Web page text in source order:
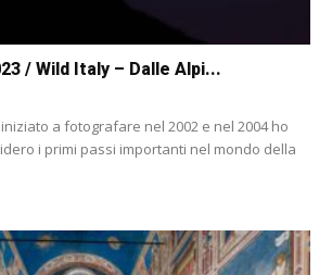
/ Wild Italy – Dalle Alpi...
a fotografare nel 2002 e nel 2004 ho
i primi passi importanti nel mondo della